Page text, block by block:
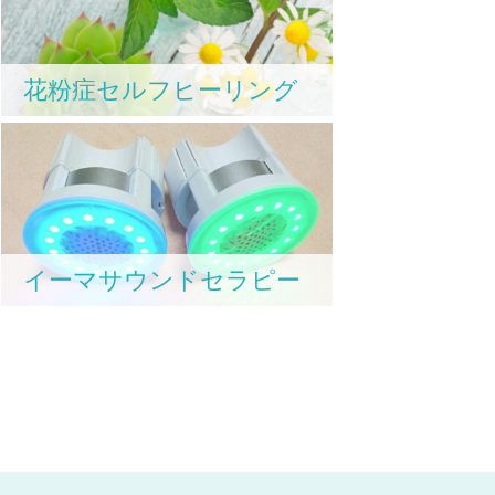
花粉症セルフヒーリング
イーマサウンドセラピー